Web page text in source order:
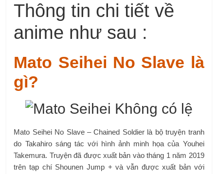
Thông tin chi tiết về
anime như sau :
Mato Seihei No Slave là
gì?
Mato Seihei No Slave – Chained Soldier là bộ truyện tranh
do Takahiro sáng tác với hình ảnh minh họa của Youhei
Takemura. Truyện đã được xuất bản vào tháng 1 năm 2019
trên tạp chí Shounen Jump + và vẫn được xuất bản với